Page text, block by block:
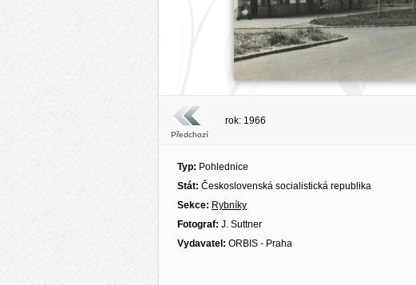
Předchozí
rok: 1966
Typ: Pohlednice
Stát: Československá socialistická republika
Sekce: Rybníky
Fotograf: J. Suttner
Vydavatel: ORBIS - Praha